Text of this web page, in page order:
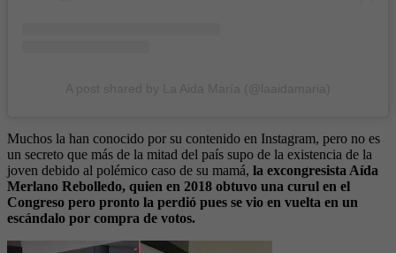
Muchos la han conocido por su contenido en Instagram, pero no es
un secreto que más de la mitad del país supo de la existencia de la
joven debido al polémico caso de su mamá, la excongresista Aída
Merlano Rebolledo, quien en 2018 obtuvo una curul en el
Congreso pero pronto la perdió pues se vio en vuelta en un
escándalo por compra de votos.